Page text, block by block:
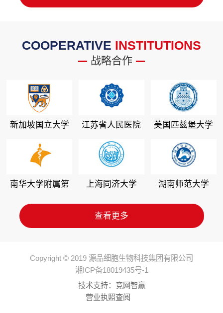
COOPERATIVE INSTITUTIONS
战略合作
新加坡国立大学 江苏省人民医院 美国匹兹堡大学
南华大学附属第
上海同济大学 湖南师范大学
查看更多
Copyright © 2019 源品细胞生物科技集团有限公司
湘ICP备18019435号-1
技术支持： 竞网智赢
营业执照查阅